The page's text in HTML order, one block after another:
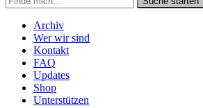
in
https://secondunit-
podcast.de/
Archiv
Wer wir sind
Kontakt
FAQ
Updates
Shop
Unterstützen